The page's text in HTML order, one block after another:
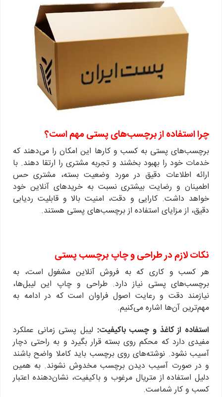
چرا استفاده از برچسب‌های پستی مهم است؟
برچسب‌های پستی به کسب و کارها این امکان را می‌دهند که
خدمات خود را بهبود بخشند و تجربه مشتری را ارتقا دهند. با
ارائه اطلاعات دقیق در مورد وضعیت بسته، مشتری حس
اطمینان و رضایت بیشتری نسبت به خریدهای آنلاین خود
خواهد داشت. کارایی و دقت، امنیت بالا و قابلیت ردیابی
دقیق، از مزایای استفاده از برچسب‌های پستی هستند.
نکات لازم در طراحی و چاپ برچسب پستی
هر کسب و کاری که به فروش آنلاین مشغول است، به
برچسب‌های پستی نیاز دارد. طراحی و چاپ این لیبل‌ها،
نیازمند دقت و رعایت اصول فراوان است که در ادامه به
مهم‌ترین آن‌ها اشاره می‌کنیم.
استفاده از کاغذ و چسب باکیفیت: لیبل پستی زمانی عملکرد
مفیدی دارد که محکم روی بسته قرار بگیرد و به راحتی دچار
آسیب نشود. نوشته‌های روی برچسب باید کاملا واضح باشند
و در صورت آسیب دیدن برچسب مخدوش نشوند. به همین
دلیل استفاده از متریال مرغوب و باکیفیت، نشان‌دهنده اعتبار
کسب و کار شماست.